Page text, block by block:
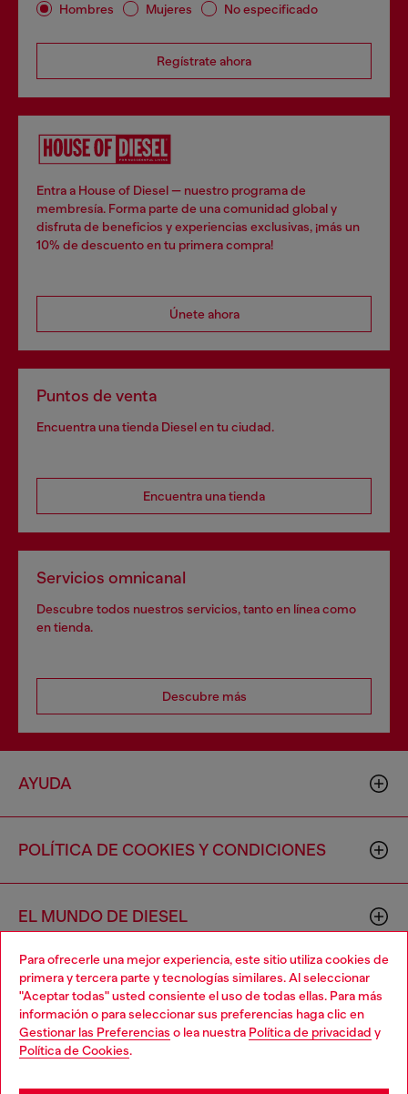
Para ofrecerle una mejor experiencia, este sitio utiliza cookies de
primera y tercera parte y tecnologías similares. Al seleccionar
"Aceptar todas" usted consiente el uso de todas ellas. Para más
información o para seleccionar sus preferencias haga clic en
Gestionar las Preferencias o lea nuestra Política de privacidad y
Política de Cookies.
Hombres Mujeres No especificado
Regístrate ahora
Entra a House of Diesel — nuestro programa de
membresía. Forma parte de una comunidad global y
disfruta de beneficios y experiencias exclusivas, ¡más un
10% de descuento en tu primera compra!
Únete ahora
Puntos de venta
Encuentra una tienda Diesel en tu ciudad.
Encuentra una tienda
Servicios omnicanal
Descubre todos nuestros servicios, tanto en línea como
en tienda.
Descubre más
AYUDA
POLÍTICA DE COOKIES Y CONDICIONES
EL MUNDO DE DIESEL
CORPORACIÓN